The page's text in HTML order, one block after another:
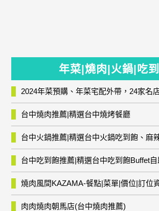
年菜|燒肉|火鍋|吃
台中燒肉推薦|精選台中燒烤餐廳
台中吃到飽推薦|精選台中吃到飽Buffet
燒肉風間KAZAMA-餐點|菜單|價位|訂位
肉肉燒肉朝馬店(台中燒肉推薦)